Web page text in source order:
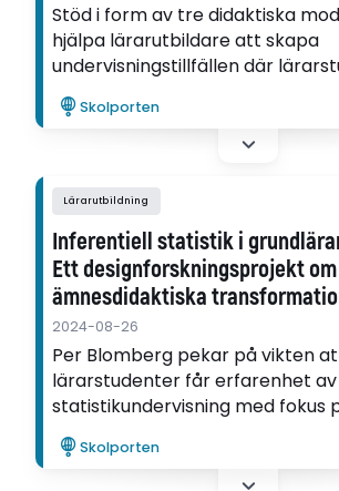
Stöd i form av tre didaktiska
hjälpa lärarutbildare att skapa
undervisningstillfällen där
utveckla sitt reflektiva tänkande.
Matti Karlströms forskning.
Skolporten
Lärarutbildning
Inferentiell statistik i
Ett designforskningsprojekt om
ämnesdidaktiska
2024-08-26
Per Blomberg pekar på vikten
lärarstudenter får erfarenhet
statistikundervisning med fokus
undersökningar och bärande
Skolporten